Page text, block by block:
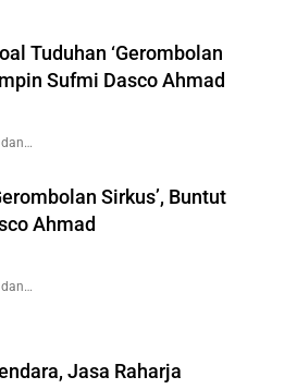
Tuduhan ‘Gerombolan
Sufmi Dasco Ahmad
Sirkus’, Buntut
Ahmad
Jasa Raharja